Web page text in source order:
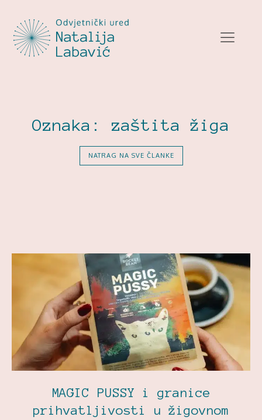
Oznaka: zaštita žiga
NATRAG NA SVE ČLANKE
MAGIC PUSSY i granice
prihvatljivosti u žigovnom